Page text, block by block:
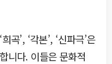
곡’, ‘각본’, ‘신파극’은
니다. 이들은 문화적